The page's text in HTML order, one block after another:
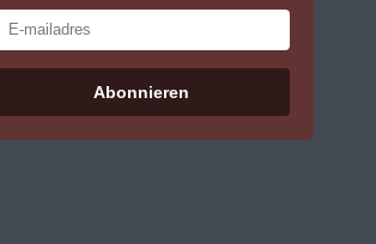
Abonnieren